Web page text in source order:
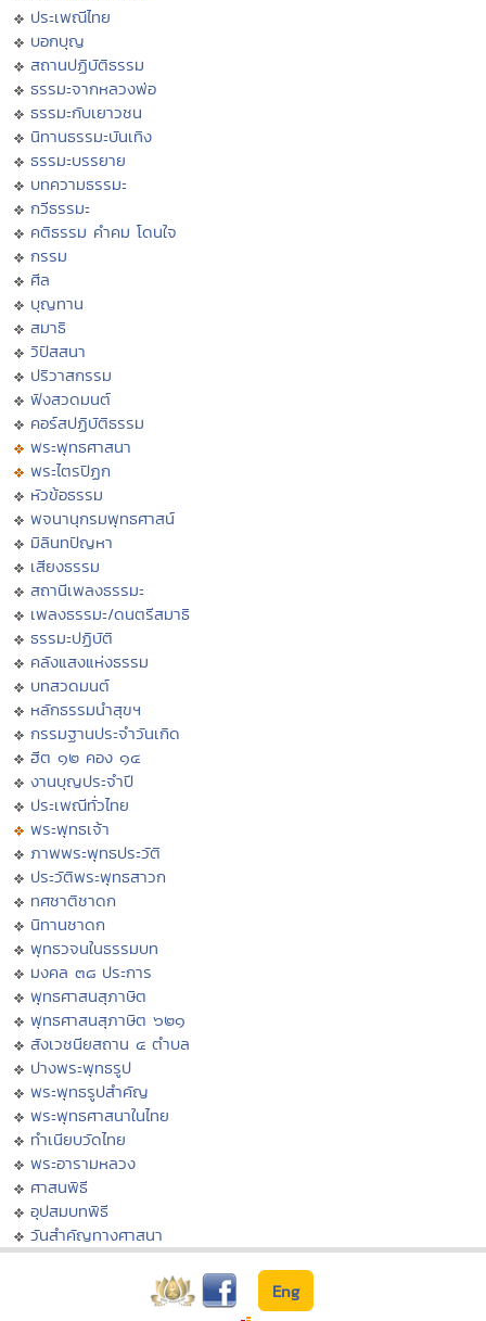
ประเพณีไทย
บอกบุญ
สถานปฏิบัติธรรม
ธรรมะจากหลวงพ่อ
ธรรมะกับเยาวชน
นิทานธรรมะบันเทิง
ธรรมะบรรยาย
บทความธรรมะ
กวีธรรมะ
คติธรรม คำคม โดนใจ
กรรม
ศีล
บุญทาน
สมาธิ
วิปัสสนา
ปริวาสกรรม
ฟังสวดมนต์
คอร์สปฏิบัติธรรม
พระพุทธศาสนา
พระไตรปิฏก
หัวข้อธรรม
พจนานุกรมพุทธศาสน์
มิลินทปัญหา
เสียงธรรม
สถานีเพลงธรรมะ
เพลงธรรมะ/ดนตรีสมาธิ
ธรรมะปฏิบัติ
คลังแสงแห่งธรรม
บทสวดมนต์
หลักธรรมนำสุขฯ
กรรมฐานประจำวันเกิด
ฮีต ๑๒ คอง ๑๔
งานบุญประจำปี
ประเพณีทั่วไทย
พระพุทธเจ้า
ภาพพระพุทธประวัติ
ประวัติพระพุทธสาวก
ทศชาติชาดก
นิทานชาดก
พุทธวจนในธรรมบท
มงคล ๓๘ ประการ
พุทธศาสนสุภาษิต
พุทธศาสนสุภาษิต ๖๒๑
สังเวชนียสถาน ๔ ตำบล
ปางพระพุทธรูป
พระพุทธรูปสำคัญ
พระพุทธศาสนาในไทย
ทำเนียบวัดไทย
พระอารามหลวง
ศาสนพิธี
อุปสมบทพิธี
วันสำคัญทางศาสนา
Eng